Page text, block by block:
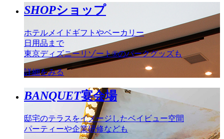
SHOPショップ
ホテルメイドギフトやベーカリー
日用品まで
東京ディズニーリゾート®のパークグッズも
詳細をみる
BANQUET宴会場
邸宅のテラスをイメージしたベイビュー空間
パーティーや企業研修なども